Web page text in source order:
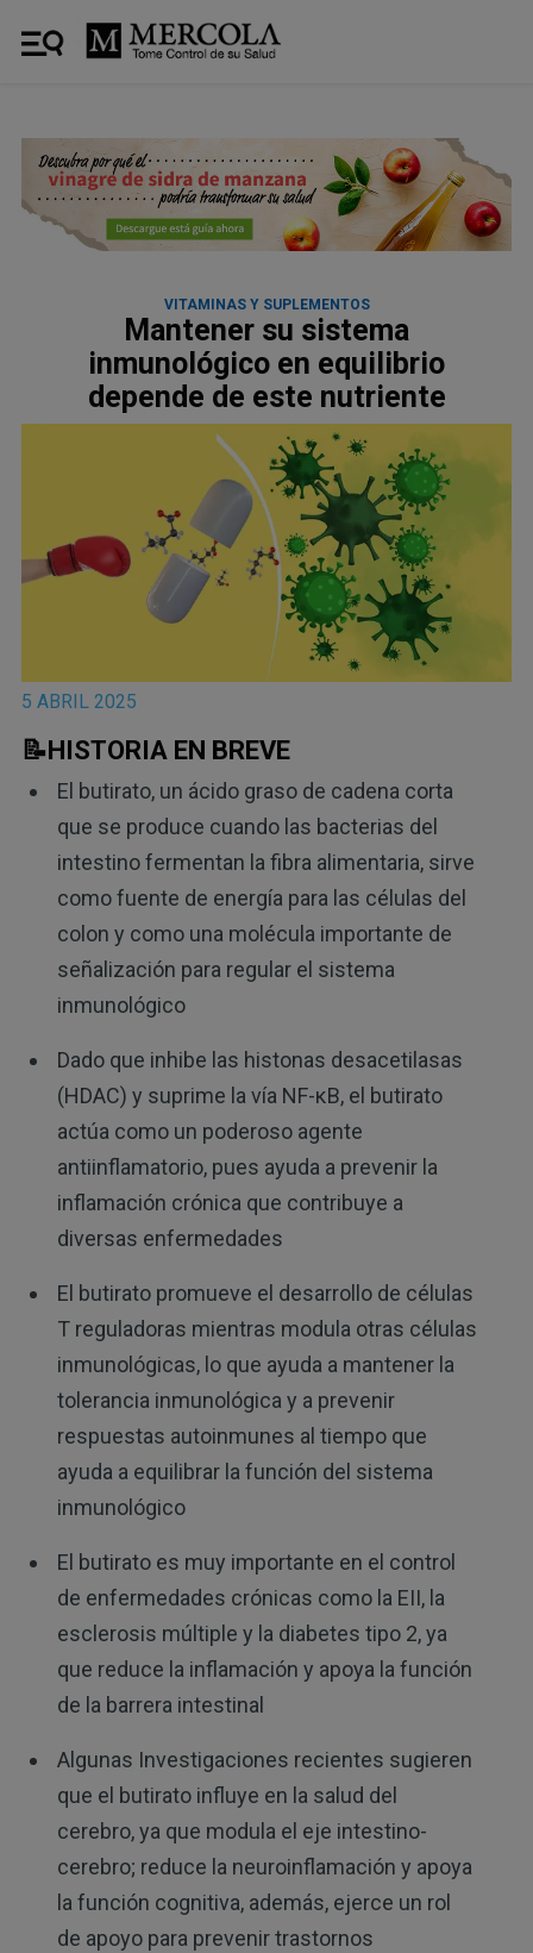
VITAMINAS Y SUPLEMENTOS
Mantener su sistema
inmunológico en equilibrio
depende de este nutriente
5 ABRIL 2025
📝HISTORIA EN BREVE
El butirato, un ácido graso de cadena corta
que se produce cuando las bacterias del
intestino fermentan la fibra alimentaria, sirve
como fuente de energía para las células del
colon y como una molécula importante de
señalización para regular el sistema
inmunológico
Dado que inhibe las histonas desacetilasas
(HDAC) y suprime la vía NF-κB, el butirato
actúa como un poderoso agente
antiinflamatorio, pues ayuda a prevenir la
inflamación crónica que contribuye a
diversas enfermedades
El butirato promueve el desarrollo de células
T reguladoras mientras modula otras células
inmunológicas, lo que ayuda a mantener la
tolerancia inmunológica y a prevenir
respuestas autoinmunes al tiempo que
ayuda a equilibrar la función del sistema
inmunológico
El butirato es muy importante en el control
de enfermedades crónicas como la EII, la
esclerosis múltiple y la diabetes tipo 2, ya
que reduce la inflamación y apoya la función
de la barrera intestinal
Algunas Investigaciones recientes sugieren
que el butirato influye en la salud del
cerebro, ya que modula el eje intestino-
cerebro; reduce la neuroinflamación y apoya
la función cognitiva, además, ejerce un rol
de apoyo para prevenir trastornos